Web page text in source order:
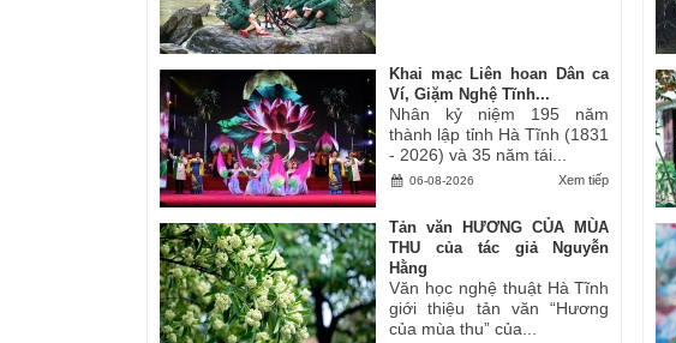
Khai mạc Liên hoan Dân ca
Ví, Giặm Nghệ Tĩnh...
Nhân kỷ niệm 195 năm
thành lập tỉnh Hà Tĩnh (1831
- 2026) và 35 năm tái...
Xem tiếp
06-08-2026
Tản văn HƯƠNG CỦA MÙA
THU của tác giả Nguyễn
Hằng
Văn học nghệ thuật Hà Tĩnh
giới thiệu tản văn “Hương
của mùa thu” của...